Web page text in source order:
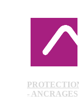
- ANCRAGES